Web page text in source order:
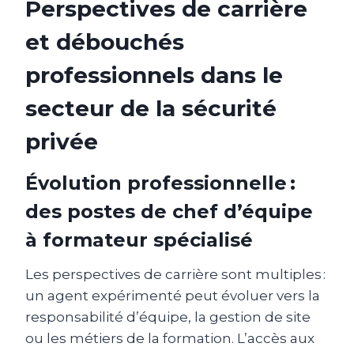
Perspectives de carrière
et débouchés
professionnels dans le
secteur de la sécurité
privée
Évolution professionnelle :
des postes de chef d’équipe
à formateur spécialisé
Les perspectives de carrière sont multiples :
un agent expérimenté peut évoluer vers la
responsabilité d’équipe, la gestion de site
ou les métiers de la formation. L’accès aux